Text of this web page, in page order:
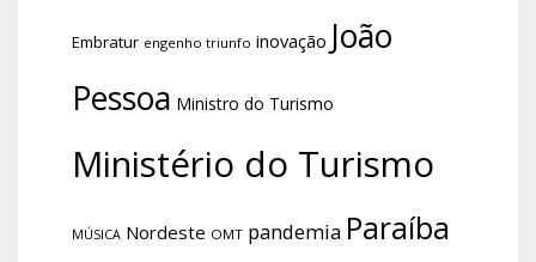
Embratur engenho triunfo inovação João
Pessoa Ministro do Turismo
Ministério do Turismo
MÚSICA Nordeste OMT pandemia Paraíba